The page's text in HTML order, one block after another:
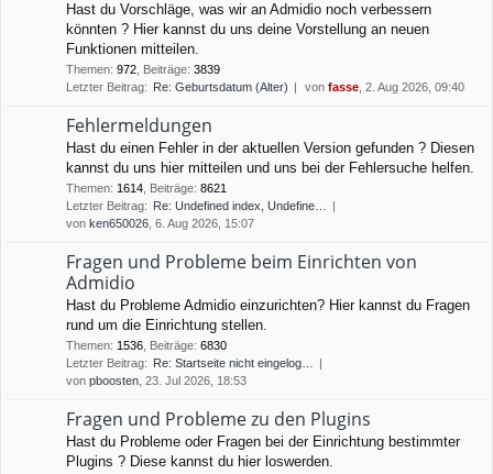
Hast du Vorschläge, was wir an Admidio noch verbessern
könnten ? Hier kannst du uns deine Vorstellung an neuen
Funktionen mitteilen.
Themen: 972 Beiträge: 3839
Letzter Beitrag: Re: Geburtsdatum (Alter) von fasse , 2. Aug 2026, 09:40
Fehlermeldungen
Hast du einen Fehler in der aktuellen Version gefunden ? Diesen
kannst du uns hier mitteilen und uns bei der Fehlersuche helfen.
Themen: 1614 Beiträge: 8621
Letzter Beitrag: Re: Undefined index, Undefine…
von ken650026 , 6. Aug 2026, 15:07
Fragen und Probleme beim Einrichten von
Admidio
Hast du Probleme Admidio einzurichten? Hier kannst du Fragen
rund um die Einrichtung stellen.
Themen: 1536 Beiträge: 6830
Letzter Beitrag: Re: Startseite nicht eingelog…
von pboosten , 23. Jul 2026, 18:53
Fragen und Probleme zu den Plugins
Hast du Probleme oder Fragen bei der Einrichtung bestimmter
Plugins ? Diese kannst du hier loswerden.